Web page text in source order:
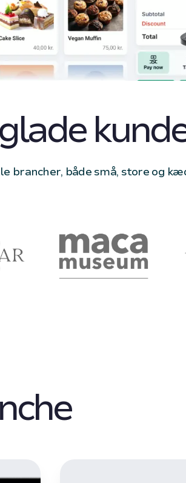
brancher, både små, store og